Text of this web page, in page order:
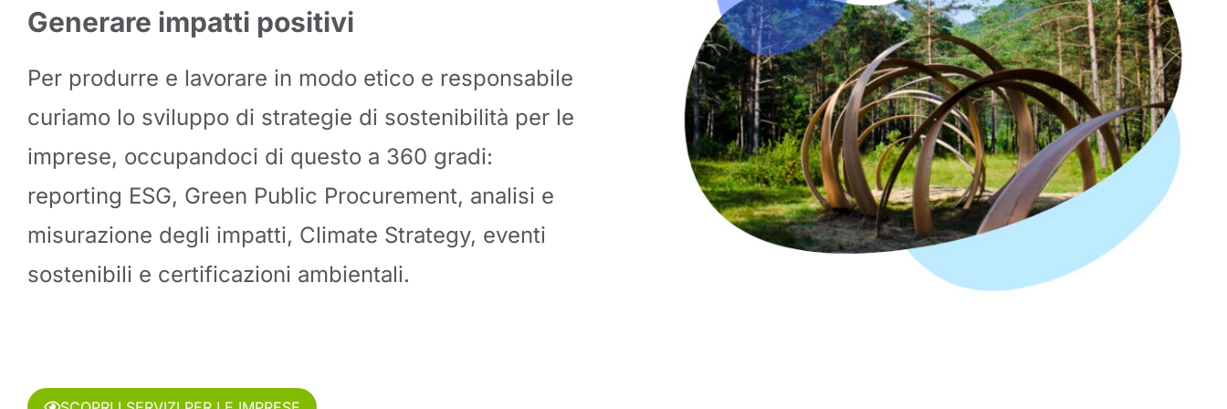
Generare impatti positivi
Per produrre e lavorare in modo etico e responsabile
curiamo lo sviluppo di strategie di sostenibilità per le
imprese, occupandoci di questo a 360 gradi:
reporting ESG, Green Public Procurement, analisi e
misurazione degli impatti, Climate Strategy, eventi
sostenibili e certificazioni ambientali.